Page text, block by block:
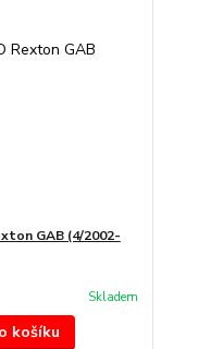
GAB (4/2002-
Skladem
košíku